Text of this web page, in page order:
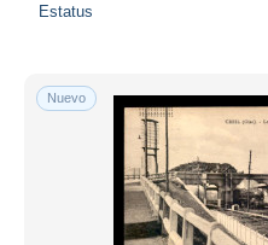
Estatus
Nuevo